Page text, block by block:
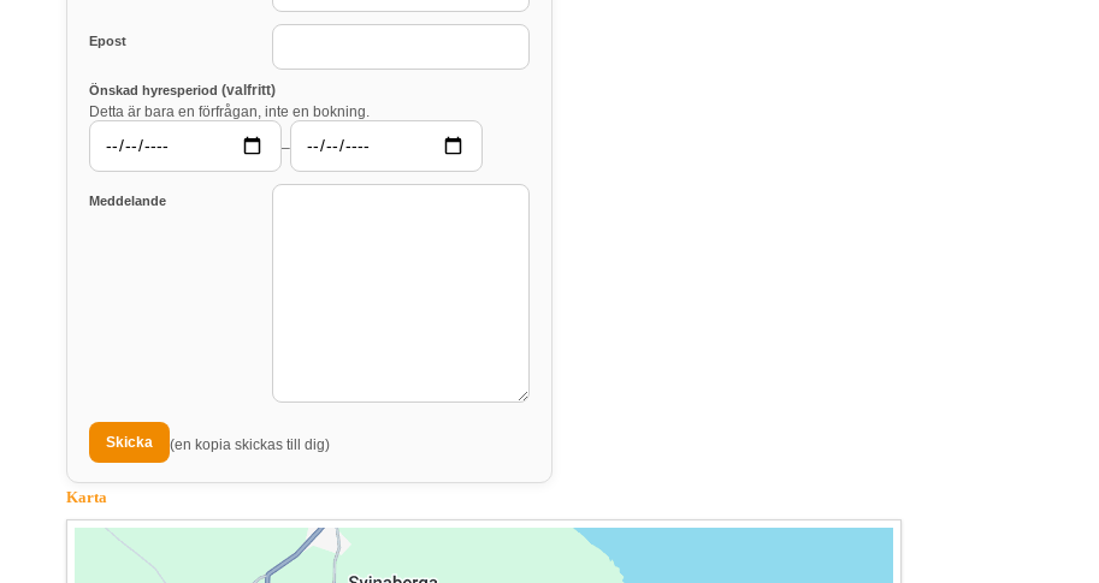
Epost
Önskad hyresperiod (valfritt)
Detta är bara en förfrågan, inte en bokning.
–
Meddelande
(en kopia skickas till dig)
Karta